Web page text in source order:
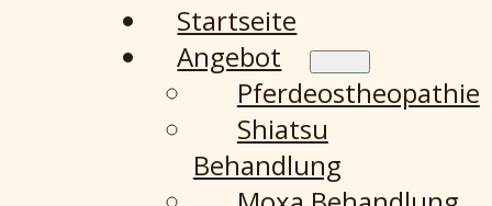
Startseite
Angebot
Pferdeostheopathie
Shiatsu
Behandlung